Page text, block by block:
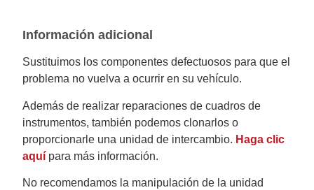
Información adicional
Sustituimos los componentes defectuosos para que el
problema no vuelva a ocurrir en su vehículo.
Además de realizar reparaciones de cuadros de
instrumentos, también podemos clonarlos o
proporcionarle una unidad de intercambio. Haga clic
aquí para más información.
No recomendamos la manipulación de la unidad